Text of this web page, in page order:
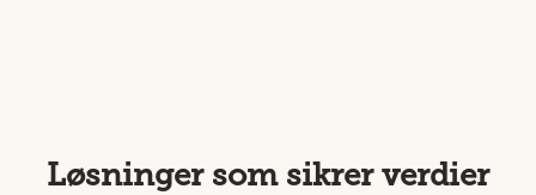
Løsninger som sikrer verdier